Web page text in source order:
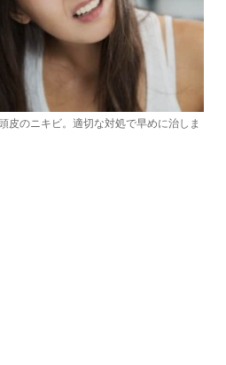
皮のニキビ。適切な対処で早めに治しま